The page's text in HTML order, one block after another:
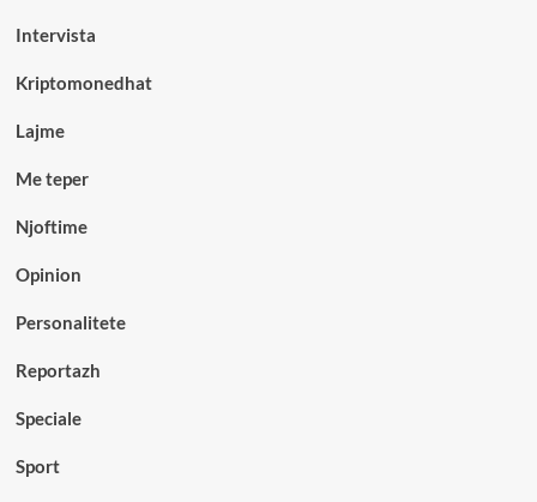
Intervista
Kriptomonedhat
Lajme
Me teper
Njoftime
Opinion
Personalitete
Reportazh
Speciale
Sport